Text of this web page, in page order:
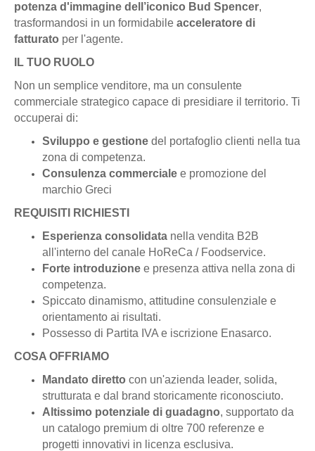
potenza d'immagine dell’iconico Bud Spencer,
trasformandosi in un formidabile acceleratore di
fatturato per l'agente.
IL TUO RUOLO
Non un semplice venditore, ma un consulente
commerciale strategico capace di presidiare il territorio. Ti
occuperai di:
Sviluppo e gestione del portafoglio clienti nella tua
zona di competenza.
Consulenza commerciale e promozione del
marchio Greci
REQUISITI RICHIESTI
Esperienza consolidata nella vendita B2B
all'interno del canale HoReCa / Foodservice.
Forte introduzione e presenza attiva nella zona di
competenza.
Spiccato dinamismo, attitudine consulenziale e
orientamento ai risultati.
Possesso di Partita IVA e iscrizione Enasarco.
COSA OFFRIAMO
Mandato diretto con un'azienda leader, solida,
strutturata e dal brand storicamente riconosciuto.
Altissimo potenziale di guadagno, supportato da
un catalogo premium di oltre 700 referenze e
progetti innovativi in licenza esclusiva.